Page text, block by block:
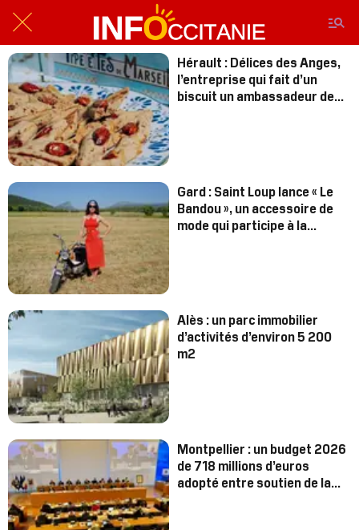
Hérault : Délices des Anges,
l’entreprise qui fait d’un
biscuit un ambassadeur de
Gard : Saint Loup lance « Le
Bandou », un accessoire de
mode qui participe à la
Alès : un parc immobilier
d’activités d’environ 5 200
m2
Montpellier : un budget 2026
de 718 millions d’euros
adopté entre soutien de la